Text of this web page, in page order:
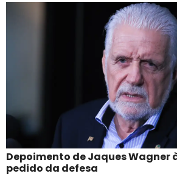
Depoimento de Jaques Wagner
pedido da defesa